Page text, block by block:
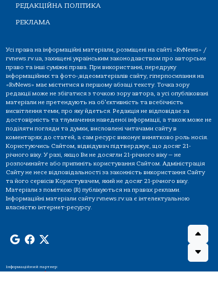
РЕДАКЦІЙНА ПОЛІТИКА
РЕКЛАМА
Усі права на інформаційні матеріали, розміщені на сайті «RvNews» /
rvnews.rv.ua, захищені українським законодавством про авторське
право та інші суміжні права. При використанні, передруку
інформаційних та фото-,відеоматеріалів сайту, гіперпосилання на
«RvNews» має міститися в першому абзаці тексту. Точка зору
редакції може не збігатися з точкою зору автора, а усі опубліковані
матеріали не претендують на об'єктивність та всебічність
висвітлення теми, про яку йдеться. Редакція не відповідає за
достовірність та тлумачення наведеної інформації, а також може не
поділяти погляди та думки, висловлені читачами сайту в
коментарях до статей, а сам ресурс виконує винятково роль носія.
Користуючись Сайтом, відвідувач підтверджує, що досяг 21-
річного віку. У разі, якщо Ви не досягли 21-річного віку — не
розпочинайте або припиніть користування Сайтом. Адміністрація
Сайту не несе відповідальності за законність використання Сайту
та його сервісів Користувачем, який не досяг 21-річного віку.
Матеріали з поміткою (R) публікуються на правах реклами.
Інформаційні матеріали сайту rvnews.rv.ua є інтелектуальною
власністю інтернет-ресурсу.
Інформаційний партнер: